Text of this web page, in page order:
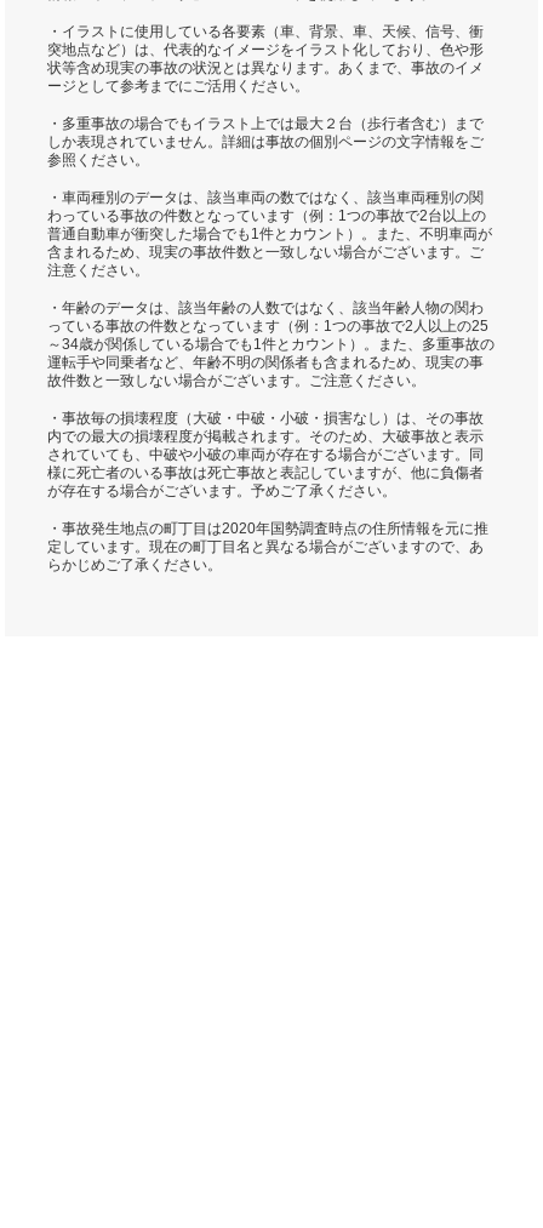
・イラストに使用している各要素（車、背景、車、天候、信号、衝
突地点など）は、代表的なイメージをイラスト化しており、色や形
状等含め現実の事故の状況とは異なります。あくまで、事故のイメ
ージとして参考までにご活用ください。
・多重事故の場合でもイラスト上では最大２台（歩行者含む）まで
しか表現されていません。詳細は事故の個別ページの文字情報をご
参照ください。
・車両種別のデータは、該当車両の数ではなく、該当車両種別の関
わっている事故の件数となっています（例：1つの事故で2台以上の
普通自動車が衝突した場合でも1件とカウント）。また、不明車両が
含まれるため、現実の事故件数と一致しない場合がございます。ご
注意ください。
・年齢のデータは、該当年齢の人数ではなく、該当年齢人物の関わ
っている事故の件数となっています（例：1つの事故で2人以上の25
～34歳が関係している場合でも1件とカウント）。また、多重事故の
運転手や同乗者など、年齢不明の関係者も含まれるため、現実の事
故件数と一致しない場合がございます。ご注意ください。
・事故毎の損壊程度（大破・中破・小破・損害なし）は、その事故
内での最大の損壊程度が掲載されます。そのため、大破事故と表示
されていても、中破や小破の車両が存在する場合がございます。同
様に死亡者のいる事故は死亡事故と表記していますが、他に負傷者
が存在する場合がございます。予めご了承ください。
・事故発生地点の町丁目は2020年国勢調査時点の住所情報を元に推
定しています。現在の町丁目名と異なる場合がございますので、あ
らかじめご了承ください。